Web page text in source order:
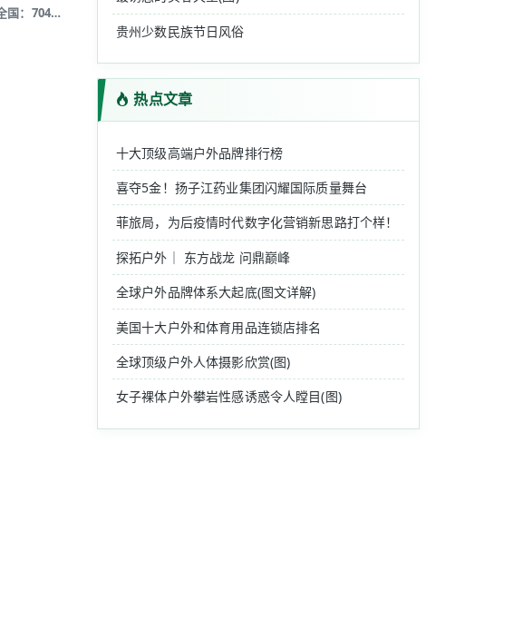
博物馆热潮席卷全国：7046家博物馆...
贵州少数民族节日风俗
热点文章
十大顶级高端户外品牌排行榜
喜夺5金！扬子江药业集团闪耀国际质量舞台
菲旅局，为后疫情时代数字化营销新思路打个样！
探拓户外｜ 东方战龙 问鼎巅峰
全球户外品牌体系大起底(图文详解)
美国十大户外和体育用品连锁店排名
全球顶级户外人体摄影欣赏(图)
女子裸体户外攀岩性感诱惑令人瞠目(图)